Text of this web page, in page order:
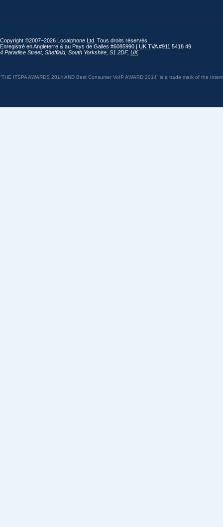
Copyright ©2007–2026 Localphone Ltd . Tous droits réservés
Enregistré en Angleterre & au Pays de Galles #6085990 | UK TVA#911 5418 49
4 Paradise Street, Sheffield, South Yorkshire S1 2DF, UK
“THE ITSPA AWARDS 2014 AND Best Consumer VoIP AWARD 2014” is a trade mark of the